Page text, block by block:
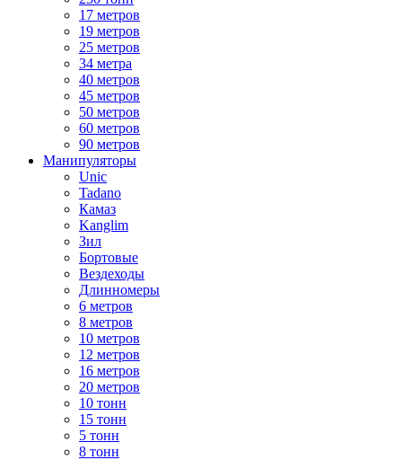
17 метров
19 метров
25 метров
34 метра
40 метров
45 метров
50 метров
60 метров
90 метров
Манипуляторы
Unic
Tadano
Камаз
Kanglim
Зил
Бортовые
Вездеходы
Длинномеры
6 метров
8 метров
10 метров
12 метров
16 метров
20 метров
10 тонн
15 тонн
5 тонн
8 тонн